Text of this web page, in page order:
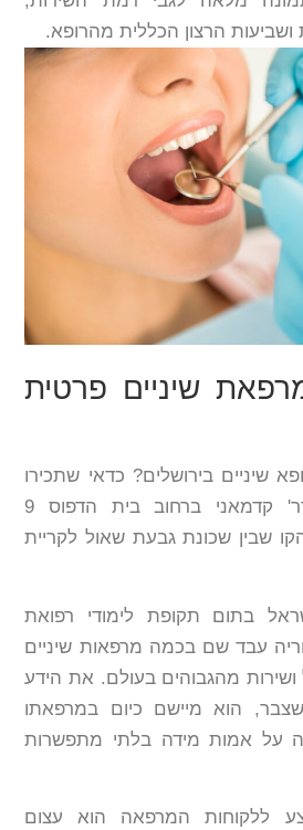
ושביעות הרצון הכללית מהרופא.
שיניים פרטית
שיניים בירושלים? כדאי שתכירו
את מהרפאה של דר' קדמאני ברחוב בית הדפוס 9
שבין שכונת גבעת שאול לקריית
בתום תקופת לימודי רפואת
עבד שם בכמה מרפאות שיניים
מהגבוהים בעולם. את הידע
שצבר, הוא מיישם כיום במרפאתו
על אמות מידה בלתי מתפשרות
ללקוחות המרפאה הוא עצום